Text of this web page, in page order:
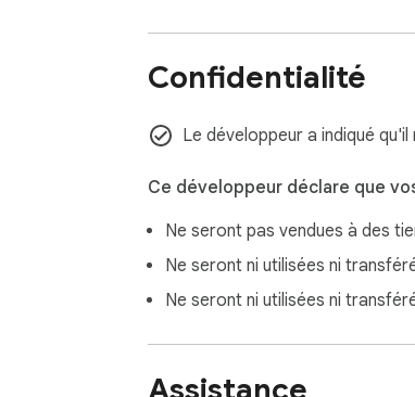
Confidentialité
Le développeur a indiqué
Ce développeur déclare que
Ne seront pas vendues à des
Ne seront ni utilisées ni
Ne seront ni utilisées ni
Assistance